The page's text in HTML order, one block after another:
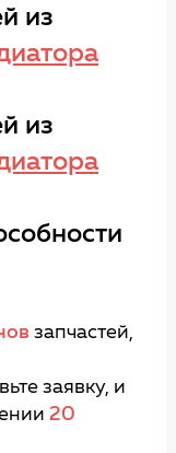
из
из
запчастей,
заявку, и
20